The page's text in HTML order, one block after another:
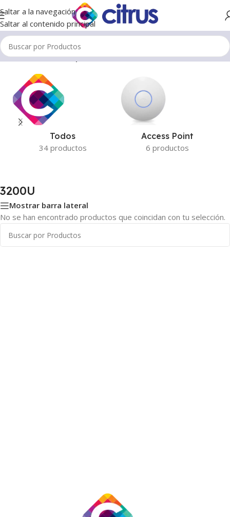
Saltar a la navegación
Saltar al contenido principal
Inicio/Productos etiquetados “3200U”
Todos
34 productos
Access Point
6 productos
3200U
Mostrar barra lateral
No se han encontrado productos que coincidan con tu selección.